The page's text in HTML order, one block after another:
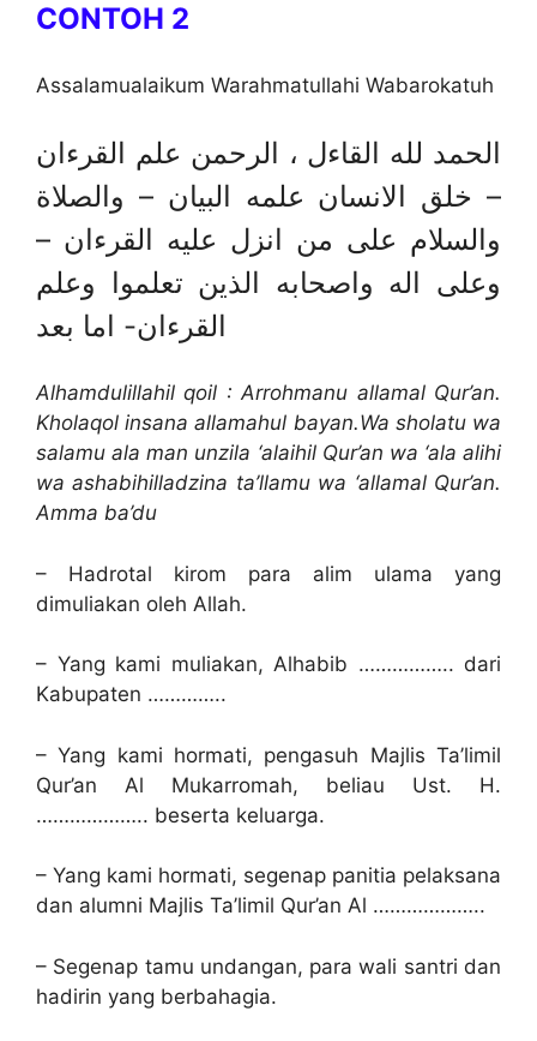
CONTOH 2
Assalamualaikum Warahmatullahi Wabarokatuh
الحمد لله القاءل ، الرحمن علم القرءان
– خلق الانسان علمه البيان – والصلاة
والسلام على من انزل عليه القرءان –
وعلى اله واصحابه الذين تعلموا وعلم
Alhamdulillahil qoil : Arrohmanu allamal Qur’an.
Kholaqol insana allamahul bayan.Wa sholatu wa
salamu ala man unzila ‘alaihil Qur’an wa ‘ala alihi
wa ashabihilladzina ta’llamu wa ‘allamal Qur’an.
Amma ba’du
– Hadrotal kirom para alim ulama yang
dimuliakan oleh Allah.
– Yang kami muliakan, Alhabib …………….. dari
Kabupaten …………..
– Yang kami hormati, pengasuh Majlis Ta’limil
Qur’an Al Mukarromah, beliau Ust. H.
……………….. beserta keluarga.
– Yang kami hormati, segenap panitia pelaksana
dan alumni Majlis Ta’limil Qur’an Al ………………..
– Segenap tamu undangan, para wali santri dan
hadirin yang berbahagia.